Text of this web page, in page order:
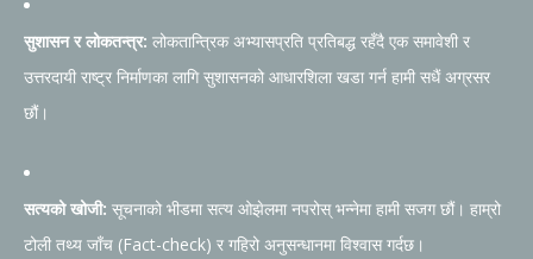
सुशासन र लोकतन्त्र: लोकतान्त्रिक अभ्यासप्रति प्रतिबद्ध रहँदै एक समावेशी र
उत्तरदायी राष्ट्र निर्माणका लागि सुशासनको आधारशिला खडा गर्न हामी सधैं अग्रसर
छौं।
सत्यको खोजी: सूचनाको भीडमा सत्य ओझेलमा नपरोस् भन्नेमा हामी सजग छौं। हाम्रो
टोली तथ्य जाँच (Fact-check) र गहिरो अनुसन्धानमा विश्वास गर्दछ।